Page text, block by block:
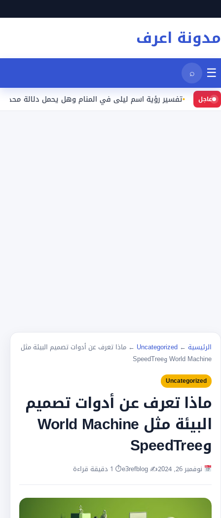
إلى
المحتوى
مدونة اعرف
☰
⌕
عاجلتفسير رؤية اسم ليلى في المنام وهل يحمل دلالة محددة؟
الرئيسية ←
Uncategorized
← ماذا تعرف عن أدوات تصميم البيئة مثل
World Machine وSpeedTree
Uncategorized
ماذا تعرف عن أدوات تصميم
البيئة مثل World Machine
وSpeedTree
نوفمبر 26, 2024 ✍️ e3refblog ⏱ 1 دقيقة قراءة